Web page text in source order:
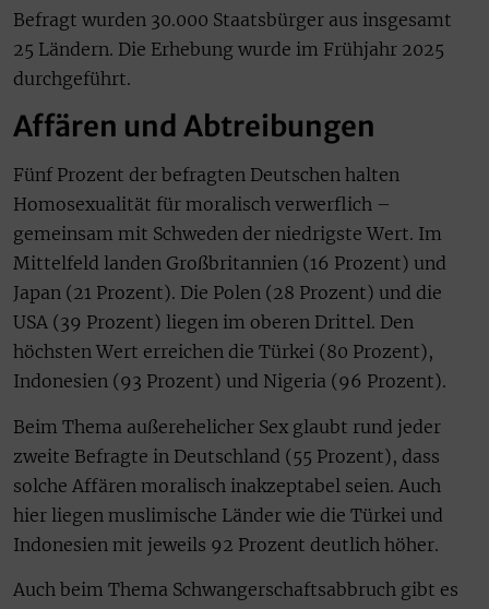
Befragt wurden 30.000 Staatsbürger aus insgesamt
25 Ländern. Die Erhebung wurde im Frühjahr 2025
durchgeführt.
Affären und Abtreibungen
Fünf Prozent der befragten Deutschen halten
Homosexualität für moralisch verwerflich –
gemeinsam mit Schweden der niedrigste Wert. Im
Mittelfeld landen Großbritannien (16 Prozent) und
Japan (21 Prozent). Die Polen (28 Prozent) und die
USA (39 Prozent) liegen im oberen Drittel. Den
höchsten Wert erreichen die Türkei (80 Prozent),
Indonesien (93 Prozent) und Nigeria (96 Prozent).
Beim Thema außerehelicher Sex glaubt rund jeder
zweite Befragte in Deutschland (55 Prozent), dass
solche Affären moralisch inakzeptabel seien. Auch
hier liegen muslimische Länder wie die Türkei und
Indonesien mit jeweils 92 Prozent deutlich höher.
Auch beim Thema Schwangerschaftsabbruch gibt es